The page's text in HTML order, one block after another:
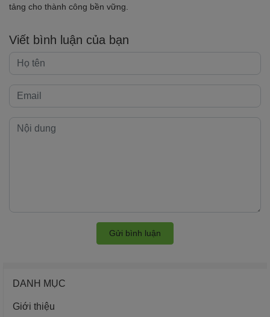
tảng cho thành công bền vững.
Viết bình luận của bạn
Gửi bình luận
DANH MỤC
Giới thiệu